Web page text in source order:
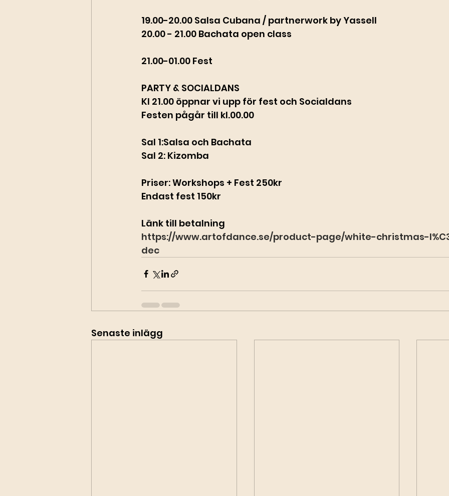
19.00-20.00 Salsa Cubana / partnerwork by Yassell
20.00 - 21.00 Bachata open class
21.00-01.00 Fest
PARTY & SOCIALDANS
Kl 21.00 öppnar vi upp för fest och Socialdans
Festen pågår till kl.00.00
Sal 1:Salsa och Bachata
Sal 2: Kizomba
Priser: Workshops + Fest 250kr
Endast fest 150kr
Länk till betalning
https://www.artofdance.se/product-page/white-christmas-
dec
Senaste inlägg